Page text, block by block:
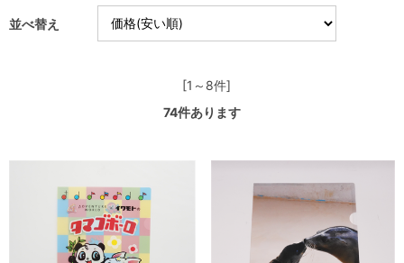
並べ替え
[1～8件]
74件あります